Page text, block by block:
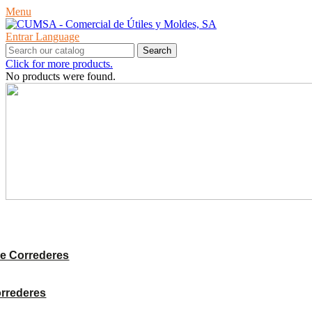
Menu
Entrar Language
Search
Click for more products.
No products were found.
Correderes